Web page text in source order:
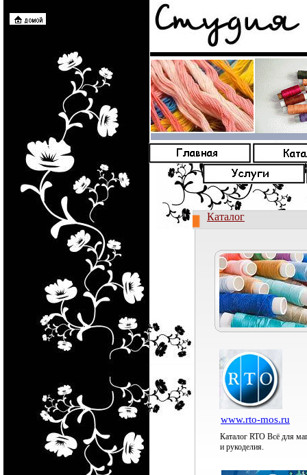
Каталог
Каталог RTO Всё для
и рукоделия.
www.rto-mos.ru